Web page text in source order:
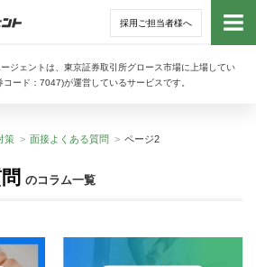
採用ご担当者様へ
ジェントは、東京証券取引所グロース市場に上場してい
ード：7047)が運営しているサービスです。
トッ
策 面接よくある質問 ページ2
のコラム一覧